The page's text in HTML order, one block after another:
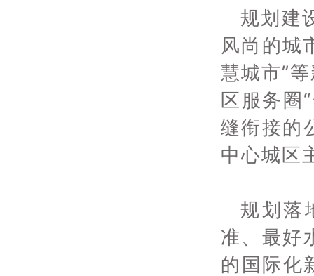
规划建
风尚的城
慧城市”
区服务圈
缝衔接的
中心城区
规划落
准、最好
的国际化